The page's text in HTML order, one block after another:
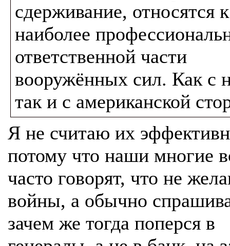
сдерживание, относятся к
наиболее
ответственной части
вооружённых сил. Как с
так и с американской
Я не считаю их
потому что наши многие
часто говорят, что не
войны, а обычно
зачем же тогда поперся в